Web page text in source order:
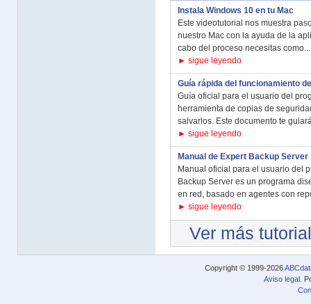
Instala Windows 10 en tu Mac
Este videotutorial nos muestra
nuestro Mac con la ayuda de la
cabo del proceso necesitas como...
► sigue leyendo
Guía rápida del funcionamiento
Guía oficial para el usuario del
herramienta de copias de
salvarlos. Este documento te
► sigue leyendo
Manual de Expert Backup Server
Manual oficial para el usuario del
Backup Server es un programa
en red, basado en agentes con
► sigue leyendo
Ver más
Copyright © 1999-2026
Aviso legal .